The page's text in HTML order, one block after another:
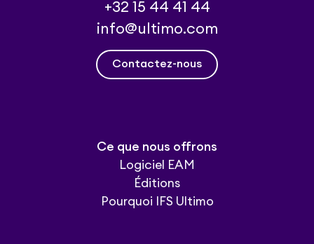
+32 15 44 41 44
info@ultimo.com
Contactez-nous
Ce que nous offrons
Logiciel EAM
Éditions
Pourquoi IFS Ultimo